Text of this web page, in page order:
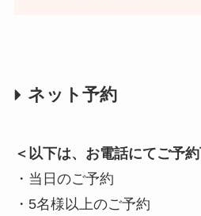
ネット予約
＜以下は、お電話にてご予
・当日のご予約
・5名様以上のご予約